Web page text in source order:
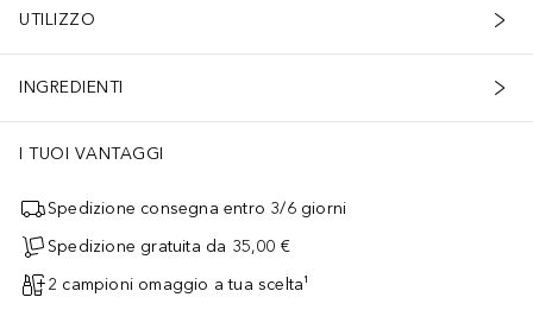
UTILIZZO
INGREDIENTI
I TUOI VANTAGGI
Spedizione consegna entro 3/6 giorni
Spedizione gratuita da 35,00 €
2 campioni omaggio a tua scelta¹